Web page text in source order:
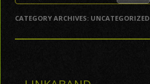
CATEGORY ARCHIVES: UNCATEGORIZED